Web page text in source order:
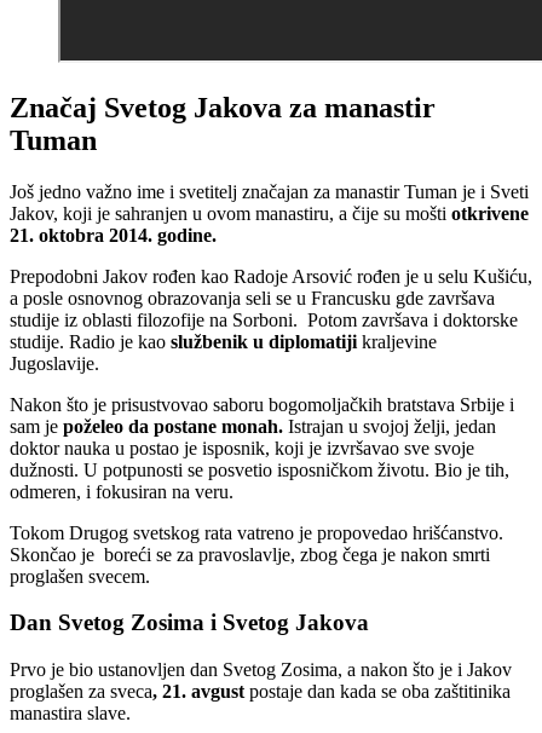
Značaj Svetog Jakova za manastir
Tuman
Još jedno važno ime i svetitelj značajan za manastir Tuman je i Sveti
Jakov, koji je sahranjen u ovom manastiru, a čije su mošti otkrivene
21. oktobra 2014. godine.
Prepodobni Jakov rođen kao Radoje Arsović rođen je u selu Kušiću,
a posle osnovnog obrazovanja seli se u Francusku gde završava
studije iz oblasti filozofije na Sorboni. Potom završava i doktorske
studije. Radio je kao službenik u diplomatiji kraljevine
Jugoslavije.
Nakon što je prisustvovao saboru bogomoljačkih bratstava Srbije i
sam je poželeo da postane monah. Istrajan u svojoj želji, jedan
doktor nauka u postao je isposnik, koji je izvršavao sve svoje
dužnosti. U potpunosti se posvetio isposničkom životu. Bio je tih,
odmeren, i fokusiran na veru.
Tokom Drugog svetskog rata vatreno je propovedao hrišćanstvo.
Skončao je boreći se za pravoslavlje, zbog čega je nakon smrti
proglašen svecem.
Dan Svetog Zosima i Svetog Jakova
Prvo je bio ustanovljen dan Svetog Zosima, a nakon što je i Jakov
proglašen za sveca, 21. avgust postaje dan kada se oba zaštitinika
manastira slave.